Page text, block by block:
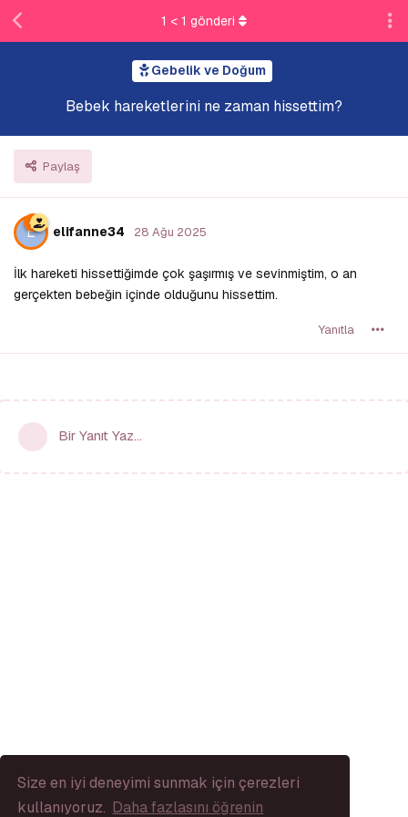
Size en iyi deneyimi sunmak için çerezleri
kullanıyoruz. Daha fazlasını öğrenin
Gebelik ve Doğum
Bebek hareketlerini ne zaman hissettim?
Paylaş
1 < 1 gönderi
E elifanne34 28 Ağu 2025
İlk hareketi hissettiğimde çok şaşırmış ve sevinmiştim, o an
gerçekten bebeğin içinde olduğunu hissettim.
Yanıtla
Bir Yanıt Yaz...